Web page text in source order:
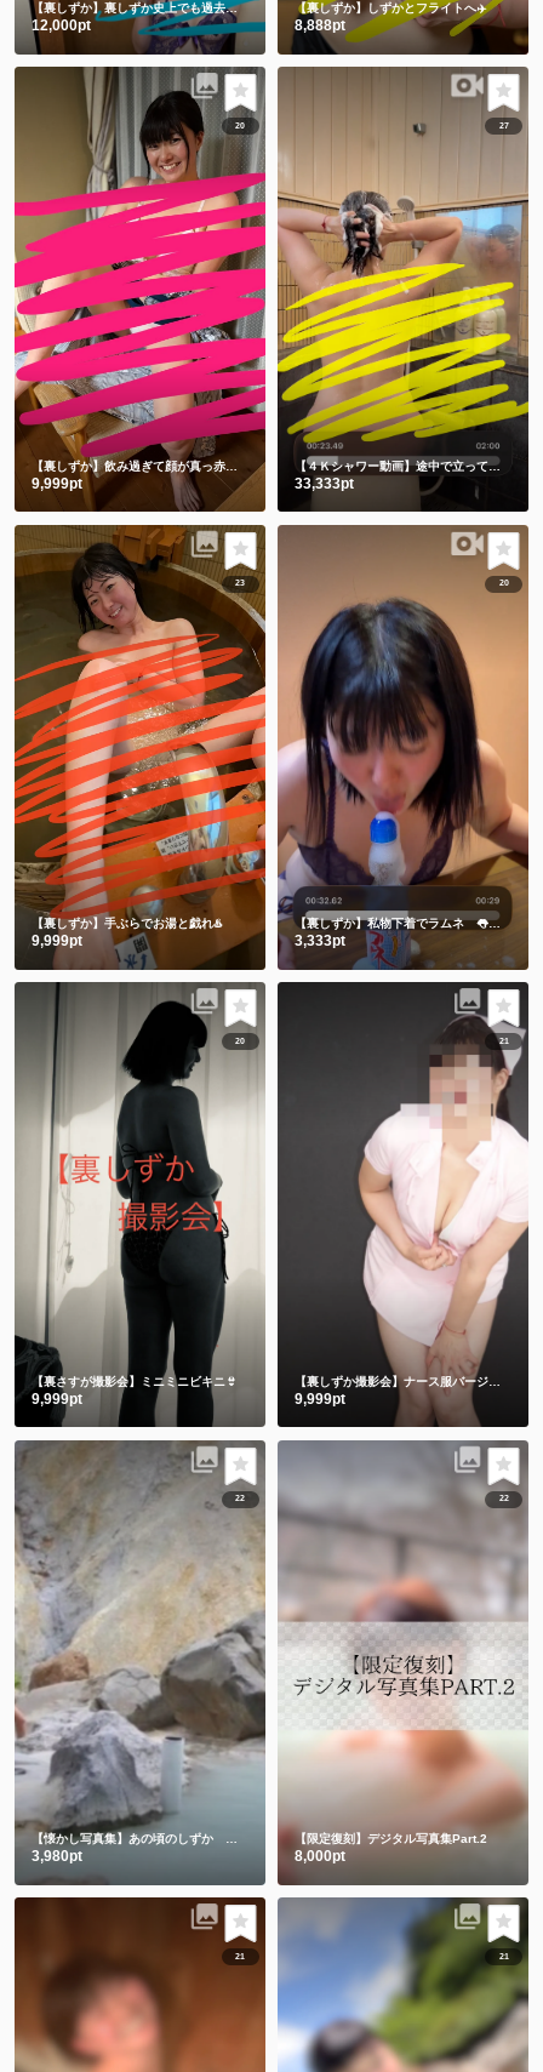
【裏しずか】裏しずか史上でも過去一を争う攻めすぎ写真集😂㊙️
12,000pt
【裏しずか】しずかとフライトへ✈️
8,888pt
20
【裏しずか】飲み過ぎて顔が真っ赤な浴衣しずかです
9,999pt
27
【４Ｋシャワー動画】途中で立ってごめんなさい🙇‍♀️撮影忘れてました🫣
33,333pt
23
【裏しずか】手ぶらでお湯と戯れ♨️
9,999pt
20
【裏しずか】私物下着でラムネ 👅舌でお迎え👅
3,333pt
20
【裏さすが撮影会】ミニミニビキニ👙
9,999pt
21
9,999pt
22
3,980pt
22
【限定復刻】デジタル写真集Part.2
8,000pt
21 21